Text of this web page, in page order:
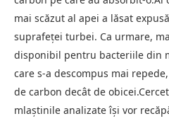
mai scăzut al apei a lăsat
suprafeței turbei. Ca urmare,
disponibil pentru bacteriile din
care s-a descompus mai
de carbon decât de
mlaștinile analizate își vor